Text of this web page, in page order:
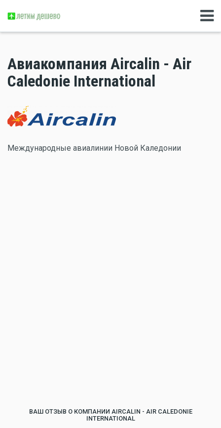
Авиакомпания Aircalin - Air
Caledonie International
Международные авиалинии Новой Каледонии
ВАШ ОТЗЫВ О КОМПАНИИ AIRCALIN - AIR CALEDONIE
INTERNATIONAL